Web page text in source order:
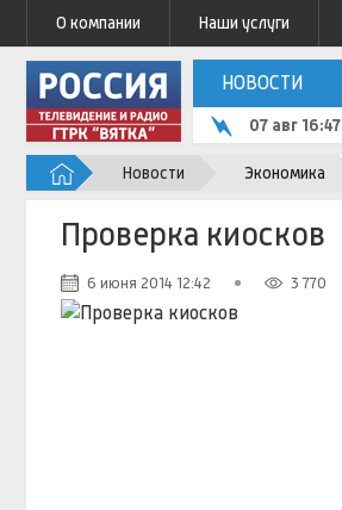
О компании Наши услуги
НОВОСТИ
07 авг 16:47
Новости Экономика
Проверка киосков
6 июня 2014 12:42 3 770